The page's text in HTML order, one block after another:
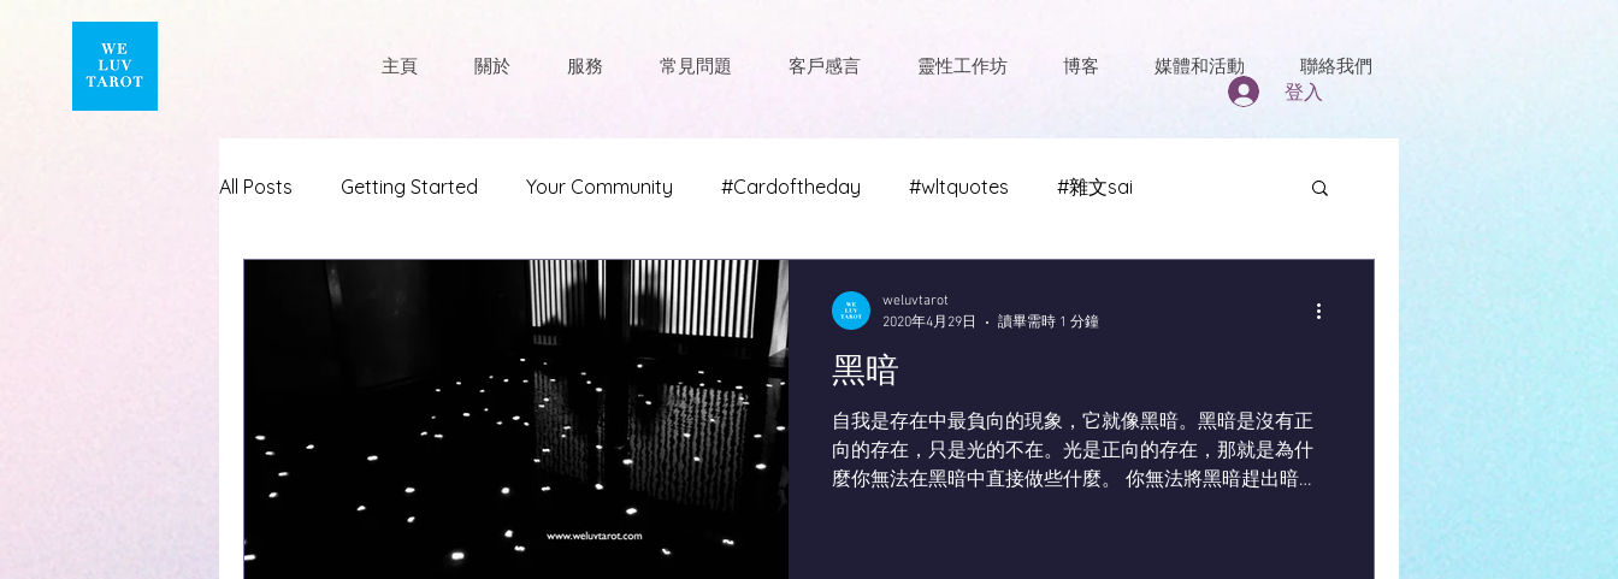
主頁 關於 服務 常見問題 客戶感言 靈性工作坊 博客 媒體和活動 聯絡我們
登入
All Posts Getting Started Your Community #Cardoftheday #wltquotes #雜文sai
#塔羅師的守則 #奧修 #雜文瑞琪兒
黑暗
自我是存在中最負向的現象，它就像黑暗。黑暗是沒有正
向的存在，只是光的不在。光是正向的存在，那就是為什
麼你無法在黑暗中直接做些什麼。 你無法將黑暗趕出暗
weluvtarot
2020年4月29日
讀畢需時 1 分鐘